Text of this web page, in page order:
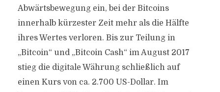
Abwärtsbewegung ein, bei der Bitcoins
innerhalb kürzester Zeit mehr als die Hälfte
ihres Wertes verloren. Bis zur Teilung in
„Bitcoin“ und „Bitcoin Cash“ im August 2017
stieg die digitale Währung schließlich auf
einen Kurs von ca. 2.700 US-Dollar. Im